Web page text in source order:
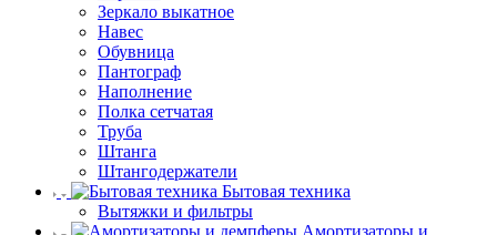
Зеркало выкатное
Навес
Обувница
Пантограф
Наполнение
Полка сетчатая
Труба
Штанга
Штангодержатели
Бытовая техника
Вытяжки и фильтры
Амортизаторы и